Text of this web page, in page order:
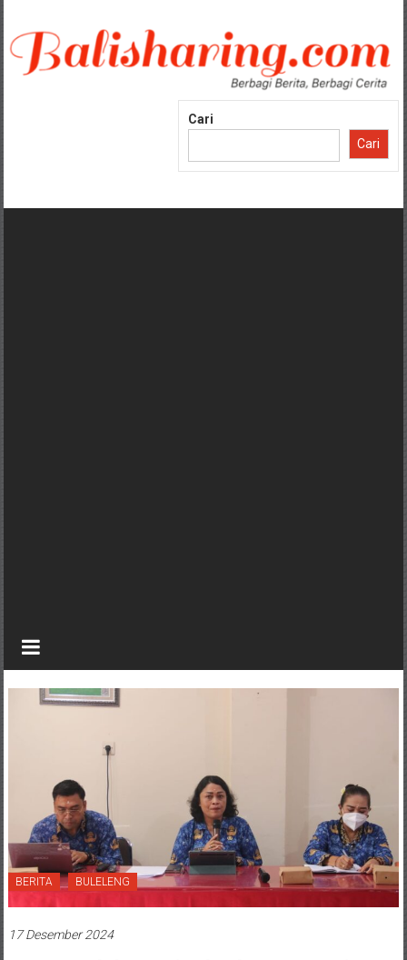
konten
Cari
Cari
BERITA BULELENG
17 Desember 2024